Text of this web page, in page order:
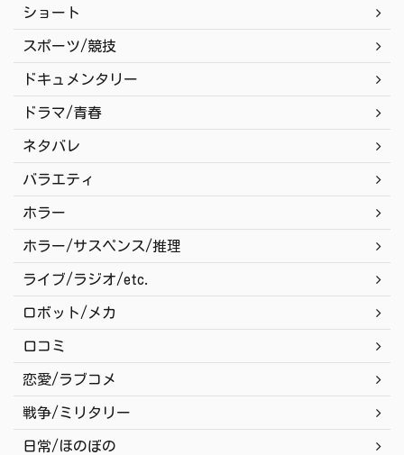
ショート
スポーツ/競技
ドキュメンタリー
ドラマ/青春
ネタバレ
バラエティ
ホラー
ホラー/サスペンス/推理
ライブ/ラジオ/etc.
ロボット/メカ
口コミ
恋愛/ラブコメ
戦争/ミリタリー
日常/ほのぼの